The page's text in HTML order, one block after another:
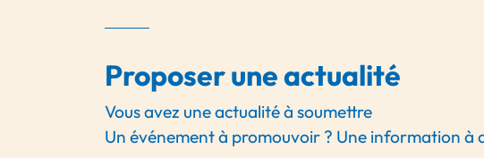
Proposer une actualité
Vous avez une actualité à soumettre
Un événement à promouvoir ? Une information à